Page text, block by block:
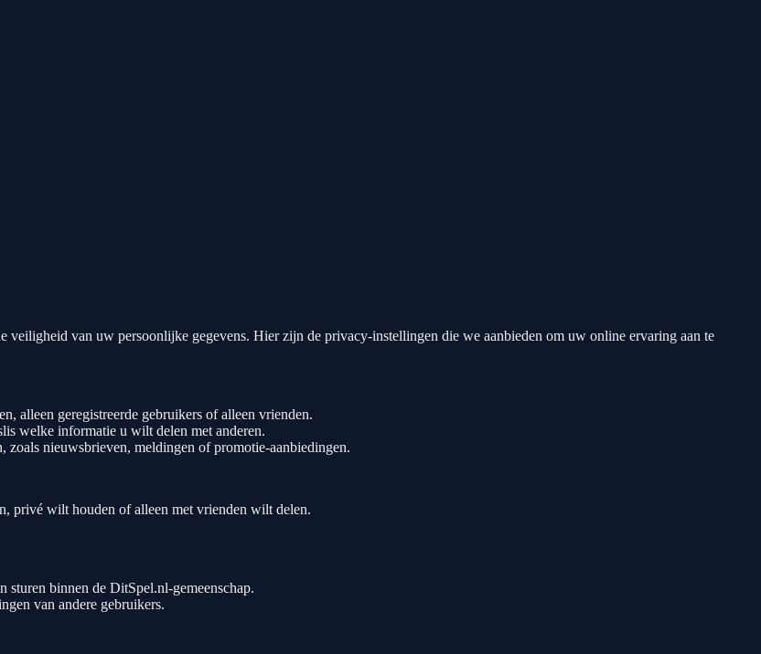
van uw persoonlijke gegevens. Hier zijn de privacy-instellingen die we aanbieden om uw online ervaring aan te
alleen geregistreerde gebruikers of alleen vrienden.
welke informatie u wilt delen met anderen.
nieuwsbrieven, meldingen of promotie-aanbiedingen.
privé wilt houden of alleen met vrienden wilt delen.
sturen binnen de DitSpel.nl-gemeenschap.
van andere gebruikers.